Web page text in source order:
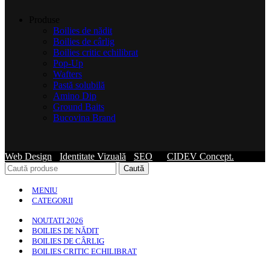
Boilies de nădit
Boilies de cârlig
Boilies critic echilibrat
Pop-Up
Wafters
Pastă solubilă
Amino Dip
Ground Baits
Bucovina Brand
Web Design Identitate Vizuală SEO CIDEV Concept.
Caută
MENIU
CATEGORII
NOUTATI 2026
BOILIES DE NĂDIT
BOILIES DE CÂRLIG
BOILIES CRITIC ECHILIBRAT